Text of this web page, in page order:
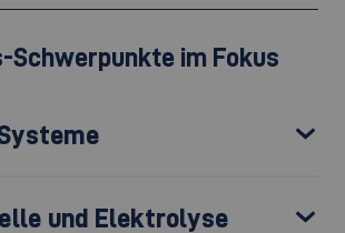
Schwerpunkte im Fokus
und Elektrolyse